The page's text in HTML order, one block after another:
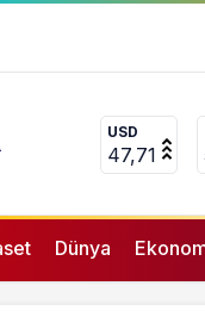
USD
47,71
Dünya
ve Sanat